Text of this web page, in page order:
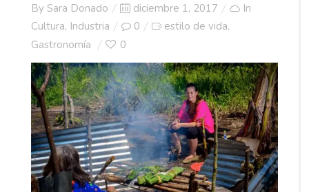
By Sara Donado
Posted
on
diciembre 1, 2017
In
Cultura, Industria 0 estilo de vida,
Gastronomía 0